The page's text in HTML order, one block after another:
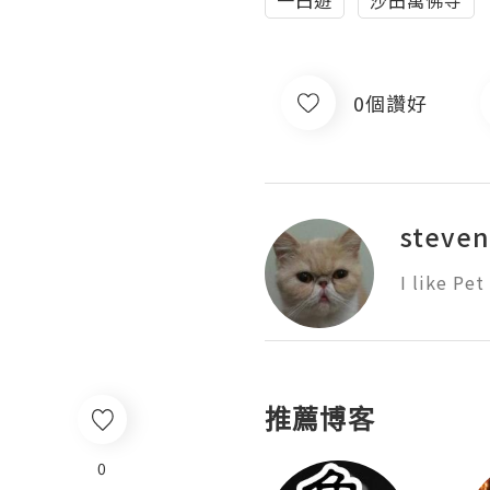
0
0個讚好
steven
I like Pet
推薦博客